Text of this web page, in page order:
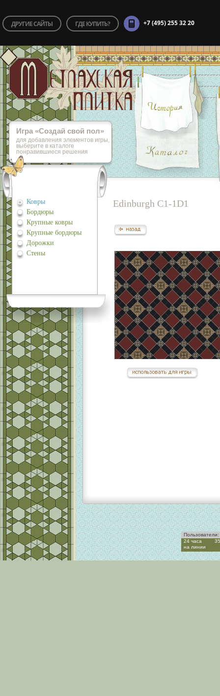
ДРУГИЕ САЙТЫ ГДЕ КУПИТЬ? +7 (495) 255 32 20
Игра «Cоздай свой пол»
для добавления элементов игры,
выберите в каталоге
понравившиеся решения
Ковры
Бордюры
Крупные ковры
Крупные бордюры
Дорожки
Стены
Edinburgh C1-1D1
Пользователи:
24 часа
на линии